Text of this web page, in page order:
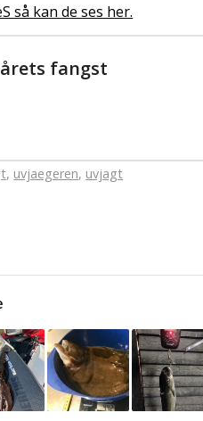
så kan de ses her.
fangst
, uvjaegeren, uvjagt